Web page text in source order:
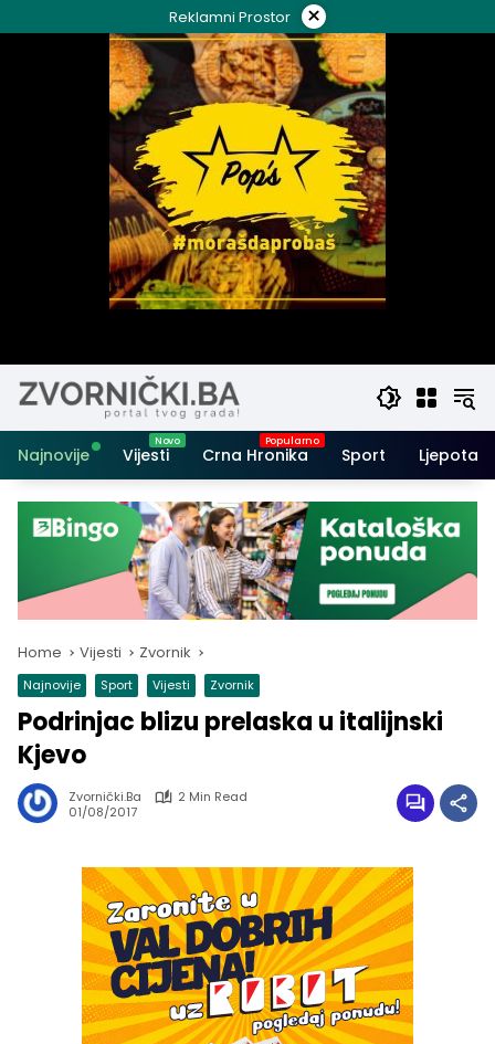
to
Reklamni Prostor ×
Najnovije Vijesti Crna Hronika Sport Ljepota i
Home Vijesti Zvornik
Najnovije Sport Vijesti Zvornik
Podrinjac blizu prelaska u italijnski
Kjevo
Zvornički.ba
2 Min Read
01/08/2017